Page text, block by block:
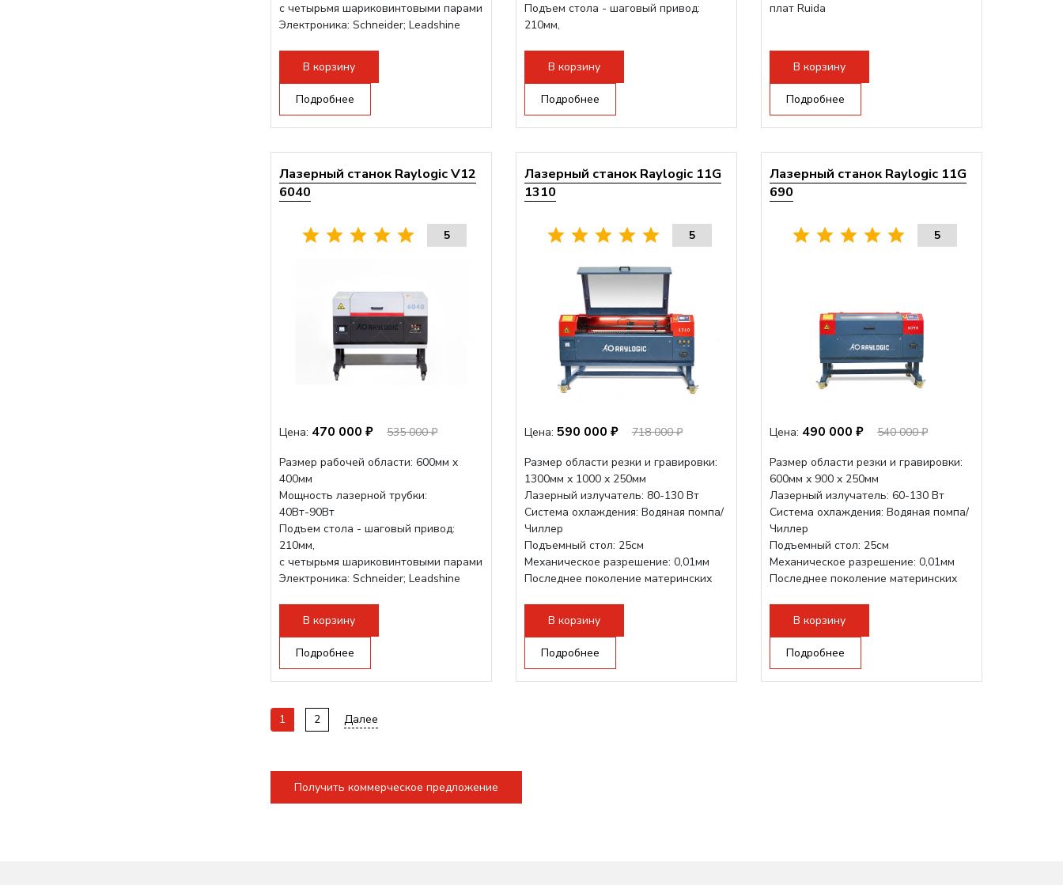
с четырьмя шариковинтовыми парами
Электроника: Schneider; Leadshine
В корзину
Подробнее
Подъем стола - шаговый привод:
210мм,
Проводка:...
В корзину
Подробнее
плат Ruida
В корзину
Подробнее
Лазерный станок Raylogic V12
6040
5
Цена: 470 000 ₽
535 000 ₽
Размер рабочей области: 600мм x
400мм
Мощность лазерной трубки:
40Вт-90Вт
Подъем стола - шаговый привод:
210мм,
с четырьмя шариковинтовыми парами
Электроника: Schneider; Leadshine
В корзину
Подробнее
Лазерный станок Raylogic 11G
1310
5
Цена: 590 000 ₽
718 000 ₽
Размер области резки и гравировки:
1300мм х 1000 х 250мм
Лазерный излучатель: 80-130 Вт
Система охлаждения: Водяная помпа/
Чиллер
Подъемный стол: 25см
Механическое разрешение: 0,01мм
Последнее поколение материнских
В корзину
Подробнее
Лазерный станок Raylogic 11G
690
5
Цена: 490 000 ₽
540 000 ₽
Размер области резки и гравировки:
600мм х 900 х 250мм
Лазерный излучатель: 60-130 Вт
Система охлаждения: Водяная помпа/
Чиллер
Подъемный стол: 25см
Механическое разрешение: 0,01мм
Последнее поколение материнских
В корзину
Подробнее
1 2 Далее
Получить коммерческое предложение